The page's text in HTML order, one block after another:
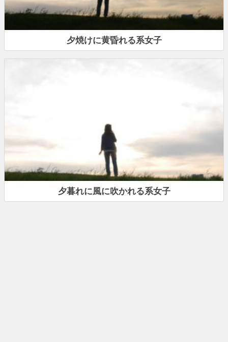
夕焼けに黄昏れる系女子
夕暮れに風に吹かれる系女子